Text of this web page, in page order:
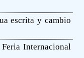
escrita y cambio
Internacional